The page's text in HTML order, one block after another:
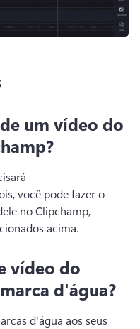
um vídeo do
você pode fazer o
no Clipchamp,
acima.
vídeo do
d'água?
d'água aos seus